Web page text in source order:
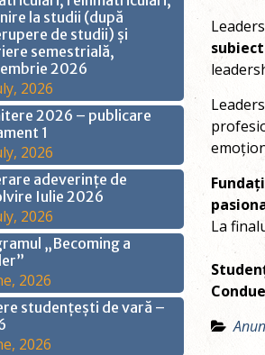
La
la studii (după
de studii) și
semestrială,
2026
2026
2026 – publicare
1
2026
adeverințe de
Iulie 2026
2026
„Becoming a
2026
studențești de vară –
2026